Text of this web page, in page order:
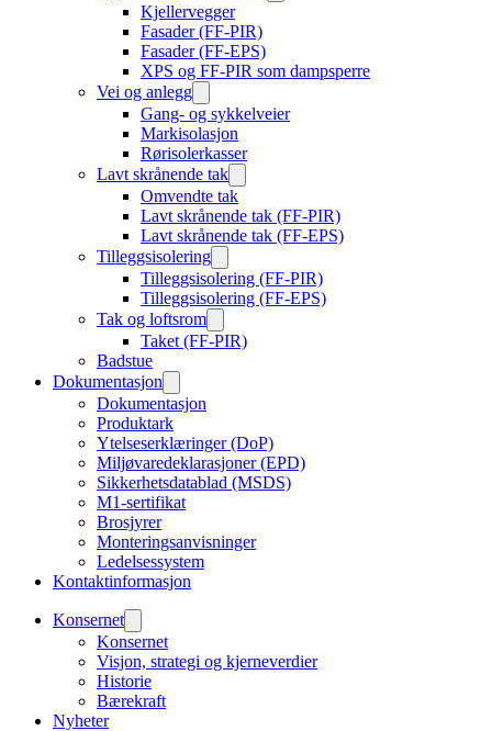
Kjellervegger
Fasader (FF-PIR)
Fasader (FF-EPS)
XPS og FF-PIR som dampsperre
Vei og anlegg
Gang- og sykkelveier
Markisolasjon
Rørisolerkasser
Lavt skrånende tak
Omvendte tak
Lavt skrånende tak (FF-PIR)
Lavt skrånende tak (FF-EPS)
Tilleggsisolering
Tilleggsisolering (FF-PIR)
Tilleggsisolering (FF-EPS)
Tak og loftsrom
Taket (FF-PIR)
Badstue
Dokumentasjon
Dokumentasjon
Produktark
Ytelseserklæringer (DoP)
Miljøvaredeklarasjoner (EPD)
Sikkerhetsdatablad (MSDS)
M1-sertifikat
Brosjyrer
Monteringsanvisninger
Ledelsessystem
Kontaktinformasjon
Konsernet
Konsernet
Visjon, strategi og kjerneverdier
Historie
Bærekraft
Nyheter